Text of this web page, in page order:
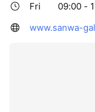
Fri
09:00 -
www.sanwa-